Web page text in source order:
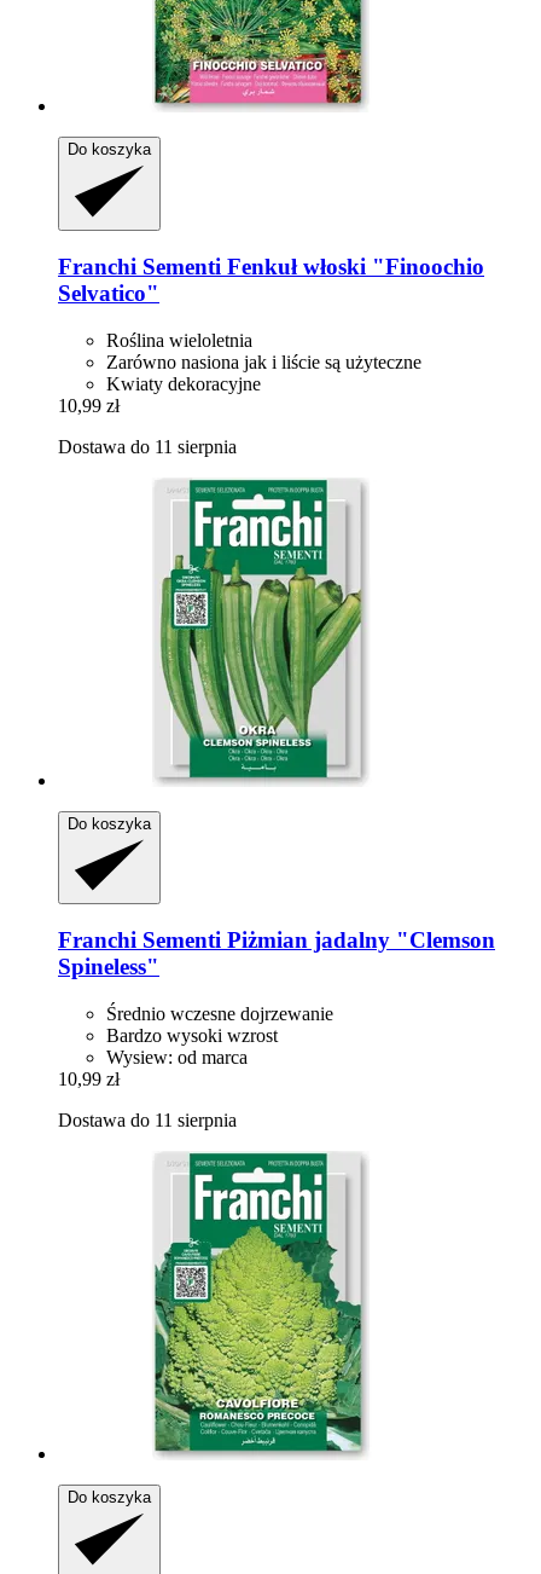
Do koszyka
Franchi Sementi Fenkuł włoski "Finoochio
Selvatico"
Roślina wieloletnia
Zarówno nasiona jak i liście są użyteczne
Kwiaty dekoracyjne
10,99 zł
Dostawa do 11 sierpnia
Do koszyka
Franchi Sementi Piżmian jadalny "Clemson
Spineless"
Średnio wczesne dojrzewanie
Bardzo wysoki wzrost
Wysiew: od marca
10,99 zł
Dostawa do 11 sierpnia
Do koszyka